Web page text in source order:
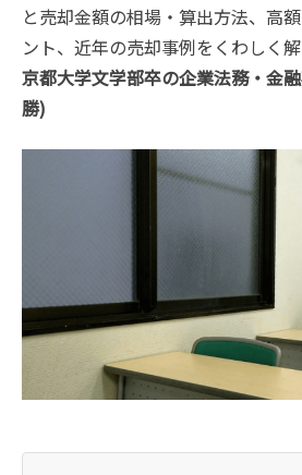
と売却金額の相場・算出方法、高
ント、近年の売却事例をくわしく解
京都大学文学部卒の企業法務・金
勝)